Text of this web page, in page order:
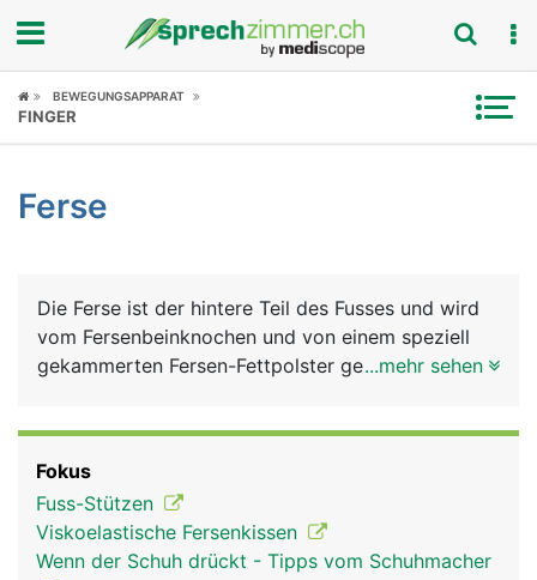
Fokus
Symptome
News
Rubriken
BEWEGUNGSAPPARAT
FINGER
Ferse
Die Ferse ist der hintere Teil des Fusses und wird
vom Fersenbeinknochen und von einem speziell
gekammerten Fersen-Fettpolster gebildet, der als
Fersenbeins setzt die Achillessehne an. Sie ist die
kräftigste Sehen im Körper und für die Beugung im
oberen Sprunggelenk verantwortlich. Dadurch
wird der Vorfuss (Zehenbereich) nach unten
...mehr sehen
Fokus
Fuss-Stützen
Viskoelastische Fersenkissen
Wenn der Schuh drückt - Tipps vom Schuhmacher